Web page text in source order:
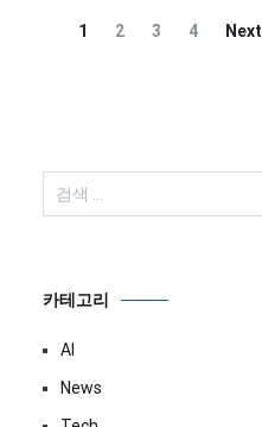
Posts
Page
1 Page
2 Page
3 Page
4 Next
색:
카테고리
AI
News